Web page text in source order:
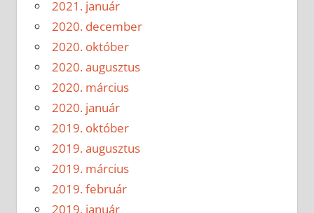
2021. január
2020. december
2020. október
2020. augusztus
2020. március
2020. január
2019. október
2019. augusztus
2019. március
2019. február
2019. január